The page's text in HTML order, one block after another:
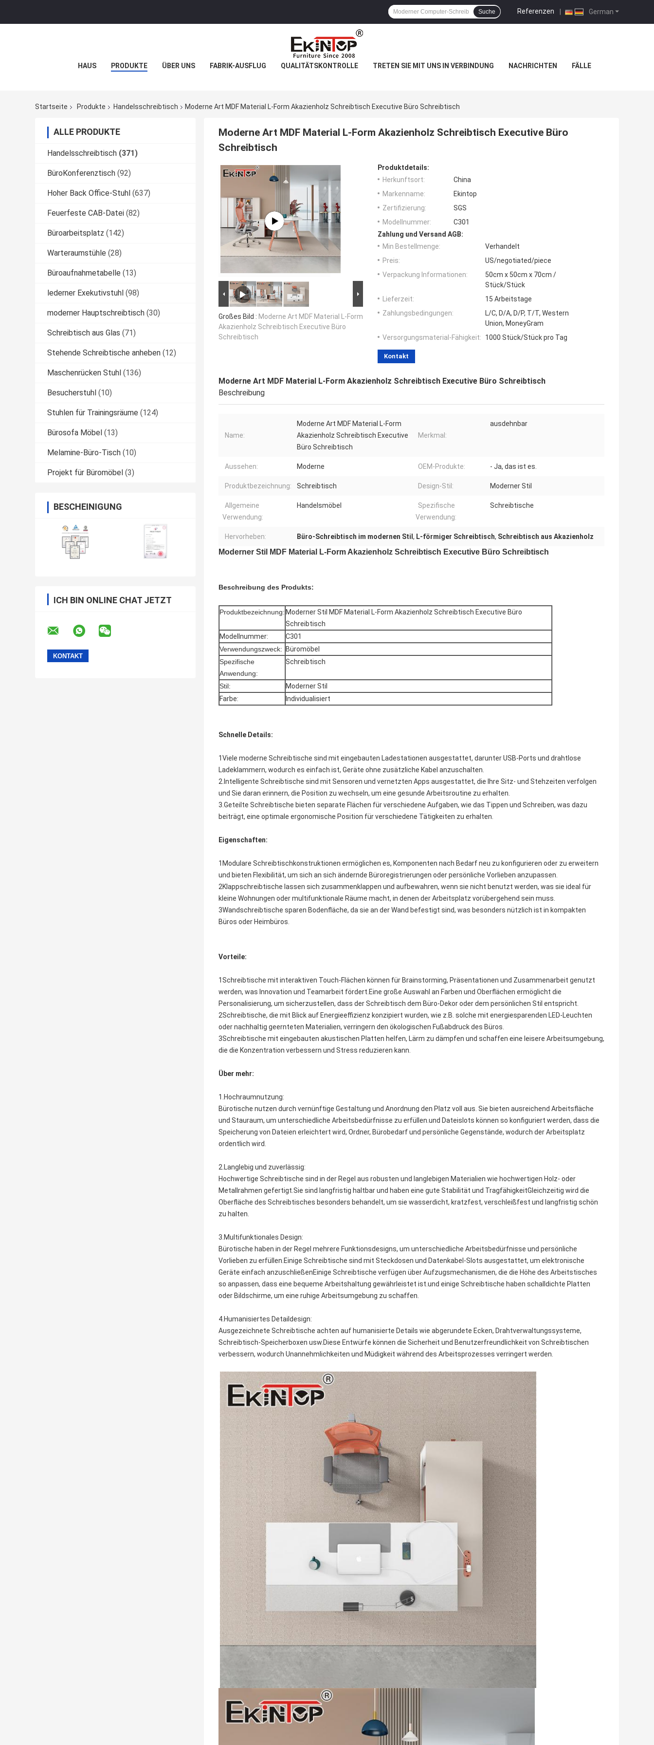
German
Referenzen |
Suche
HAUS PRODUKTE ÜBER UNS FABRIK-AUSFLUG QUALITÄTSKONTROLLE TRETEN SIE MIT UNS IN VERBINDUNG NACHRICHTEN FÄLLE
Startseite Produkte Handelsschreibtisch Moderne Art MDF Material L-Form Akazienholz Schreibtisch Executive Büro Schreibtisch
ALLE PRODUKTE
Handelsschreibtisch (371)
BüroKonferenztisch (92)
Hoher Back Office-Stuhl (637)
Feuerfeste CAB-Datei (82)
Büroarbeitsplatz (142)
Warteraumstühle (28)
Büroaufnahmetabelle (13)
lederner Exekutivstuhl (98)
moderner Hauptschreibtisch (30)
Schreibtisch aus Glas (71)
Stehende Schreibtische anheben (12)
Maschenrücken Stuhl (136)
Besucherstuhl (10)
Stuhlen für Trainingsräume (124)
Bürosofa Möbel (13)
Melamine-Büro-Tisch (10)
Projekt für Büromöbel (3)
BESCHEINIGUNG
ICH BIN ONLINE CHAT JETZT
Moderne Art MDF Material L-Form Akazienholz Schreibtisch Executive Büro
Schreibtisch
Großes Bild : Moderne Art MDF Material L-Form
Akazienholz Schreibtisch Executive Büro
Schreibtisch
Produktdetails:
Herkunftsort:
China
Markenname:
Ekintop
Zertifizierung:
SGS
Modellnummer:
C301
Zahlung und Versand AGB:
Min Bestellmenge:
Verhandelt
Preis:
US/negotiated/piece
Verpackung Informationen:
50cm x 50cm x 70cm /
Stück/Stück
Lieferzeit:
15 Arbeitstage
Zahlungsbedingungen:
L/C, D/A, D/P, T/T, Western
Union, MoneyGram
Versorgungsmaterial-Fähigkeit:
1000 Stück/Stück pro Tag
Kontakt
Moderne Art MDF Material L-Form Akazienholz Schreibtisch Executive Büro Schreibtisch
Beschreibung
Name:
Moderne Art MDF Material L-Form
Akazienholz Schreibtisch Executive
Büro Schreibtisch
Merkmal:
ausdehnbar
Aussehen: Moderne OEM-Produkte: - Ja, das ist es.
Produktbezeichnung: Schreibtisch Design-Stil: Moderner Stil
Allgemeine
Verwendung:
Handelsmöbel
Spezifische
Verwendung:
Schreibtische
Hervorheben: Büro-Schreibtisch im modernen Stil , L-förmiger Schreibtisch, Schreibtisch aus Akazienholz
Moderner Stil MDF Material L-Form Akazienholz Schreibtisch Executive Büro Schreibtisch
Beschreibung des Produkts:
Produktbezeichnung: Moderner Stil MDF Material L-Form Akazienholz Schreibtisch Executive Büro
Schreibtisch
Modellnummer:
C301
Verwendungszweck:
Büromöbel
Spezifische
Anwendung:
Schreibtisch
Stil:
Moderner Stil
Farbe:
Individualisiert
Schnelle Details:
1Viele moderne Schreibtische sind mit eingebauten Ladestationen ausgestattet, darunter USB-Ports und drahtlose
Ladeklammern, wodurch es einfach ist, Geräte ohne zusätzliche Kabel anzuschalten.
2.Intelligente Schreibtische sind mit Sensoren und vernetzten Apps ausgestattet, die Ihre Sitz- und Stehzeiten verfolgen
und Sie daran erinnern, die Position zu wechseln, um eine gesunde Arbeitsroutine zu erhalten.
3.Geteilte Schreibtische bieten separate Flächen für verschiedene Aufgaben, wie das Tippen und Schreiben, was dazu
beiträgt, eine optimale ergonomische Position für verschiedene Tätigkeiten zu erhalten.
Eigenschaften:
1Modulare Schreibtischkonstruktionen ermöglichen es, Komponenten nach Bedarf neu zu konfigurieren oder zu erweitern
und bieten Flexibilität, um sich an sich ändernde Büroregistrierungen oder persönliche Vorlieben anzupassen.
2Klappschreibtische lassen sich zusammenklappen und aufbewahren, wenn sie nicht benutzt werden, was sie ideal für
kleine Wohnungen oder multifunktionale Räume macht, in denen der Arbeitsplatz vorübergehend sein muss.
3Wandschreibtische sparen Bodenfläche, da sie an der Wand befestigt sind, was besonders nützlich ist in kompakten
Büros oder Heimbüros.
Vorteile:
1Schreibtische mit interaktiven Touch-Flächen können für Brainstorming, Präsentationen und Zusammenarbeit genutzt
werden, was Innovation und Teamarbeit fördert.Eine große Auswahl an Farben und Oberflächen ermöglicht die
Personalisierung, um sicherzustellen, dass der Schreibtisch dem Büro-Dekor oder dem persönlichen Stil entspricht.
2Schreibtische, die mit Blick auf Energieeffizienz konzipiert wurden, wie z.B. solche mit energiesparenden LED-Leuchten
oder nachhaltig geernteten Materialien, verringern den ökologischen Fußabdruck des Büros.
3Schreibtische mit eingebauten akustischen Platten helfen, Lärm zu dämpfen und schaffen eine leisere Arbeitsumgebung,
die die Konzentration verbessern und Stress reduzieren kann.
Über mehr:
1.Hochraumnutzung:
Bürotische nutzen durch vernünftige Gestaltung und Anordnung den Platz voll aus. Sie bieten ausreichend Arbeitsfläche
und Stauraum, um unterschiedliche Arbeitsbedürfnisse zu erfüllen.und Dateislots können so konfiguriert werden, dass die
Speicherung von Dateien erleichtert wird, Ordner, Bürobedarf und persönliche Gegenstände, wodurch der Arbeitsplatz
ordentlich wird.
2.Langlebig und zuverlässig:
Hochwertige Schreibtische sind in der Regel aus robusten und langlebigen Materialien wie hochwertigen Holz- oder
Metallrahmen gefertigt.Sie sind langfristig haltbar und haben eine gute Stabilität und TragfähigkeitGleichzeitig wird die
Oberfläche des Schreibtisches besonders behandelt, um sie wasserdicht, kratzfest, verschleißfest und langfristig schön
zu halten.
3.Multifunktionales Design:
Bürotische haben in der Regel mehrere Funktionsdesigns, um unterschiedliche Arbeitsbedürfnisse und persönliche
Vorlieben zu erfüllen.Einige Schreibtische sind mit Steckdosen und Datenkabel-Slots ausgestattet, um elektronische
Geräte einfach anzuschließenEinige Schreibtische verfügen über Aufzugsmechanismen, die die Höhe des Arbeitstisches
so anpassen, dass eine bequeme Arbeitshaltung gewährleistet ist.und einige Schreibtische haben schalldichte Platten
oder Bildschirme, um eine ruhige Arbeitsumgebung zu schaffen.
4.Humanisiertes Detaildesign:
Ausgezeichnete Schreibtische achten auf humanisierte Details wie abgerundete Ecken, Drahtverwaltungssysteme,
Schreibtisch-Speicherboxen usw.Diese Entwürfe können die Sicherheit und Benutzerfreundlichkeit von Schreibtischen
verbessern, wodurch Unannehmlichkeiten und Müdigkeit während des Arbeitsprozesses verringert werden.